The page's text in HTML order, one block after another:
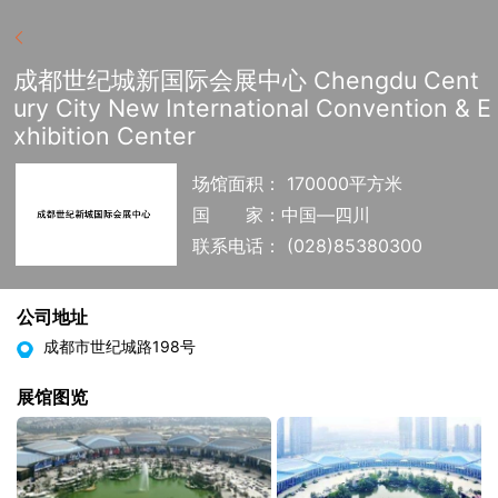
成都世纪城新国际会展中心 Chengdu Cent
ury City New International Convention & E
xhibition Center
场馆面积： 170000平方米
国
家：中国—四川
联系电话： (028)85380300
公司地址
成都市世纪城路198号
展馆图览